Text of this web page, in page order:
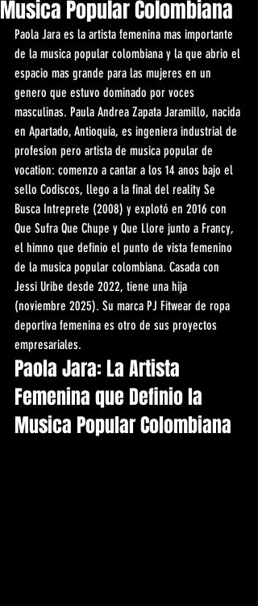
Musica Popular Colombiana
Paola Jara es la artista femenina mas importante
de la musica popular colombiana y la que abrio el
espacio mas grande para las mujeres en un
genero que estuvo dominado por voces
masculinas. Paula Andrea Zapata Jaramillo, nacida
en Apartado, Antioquia, es ingeniera industrial de
profesion pero artista de musica popular de
vocation: comenzo a cantar a los 14 anos bajo el
sello Codiscos, llego a la final del reality Se
Busca Intreprete (2008) y explotó en 2016 con
Que Sufra Que Chupe y Que Llore junto a Francy,
el himno que definio el punto de vista femenino
de la musica popular colombiana. Casada con
Jessi Uribe desde 2022, tiene una hija
(noviembre 2025). Su marca PJ Fitwear de ropa
deportiva femenina es otro de sus proyectos
empresariales.
Paola Jara: La Artista
Femenina que Definio la
Musica Popular Colombiana